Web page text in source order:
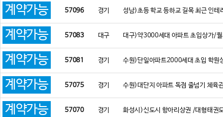
계약가능 57096 경기 성남)초등 학교 등하교 길목 최근 인
계약가능 57083 대구 대구)약3000세대 아파트 초입상가/
계약가능 57081 경기 수원)단일아파트2000세대 초입 학원
계약가능 57075 경기 수원)대단지 아파트 독점 줄넘기 체육
계약가능 57070 경기 화성시)신도시 항아리상권 /대형태